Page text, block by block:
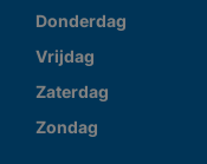
Donderdag
Vrijdag
Zaterdag
Zondag